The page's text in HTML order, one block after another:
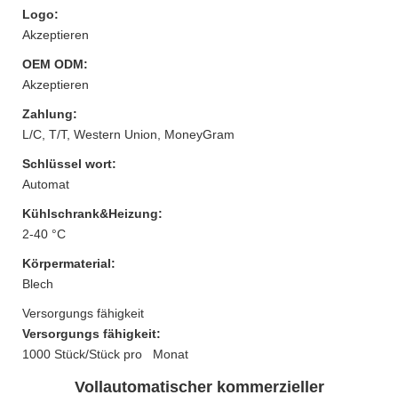
Logo:
Akzeptieren
OEM ODM:
Akzeptieren
Zahlung:
L/C, T/T, Western Union, MoneyGram
Schlüssel wort:
Automat
Kühlschrank&Heizung:
2-40 °C
Körpermaterial:
Blech
Versorgungs fähigkeit
Versorgungs fähigkeit:
1000 Stück/Stück pro Monat
Vollautomatischer kommerzieller